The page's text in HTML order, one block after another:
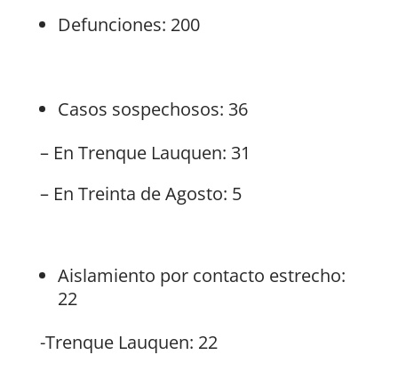
Defunciones: 200
Casos sospechosos: 36
– En Trenque Lauquen: 31
– En Treinta de Agosto: 5
Aislamiento por contacto estrecho:
22
-Trenque Lauquen: 22